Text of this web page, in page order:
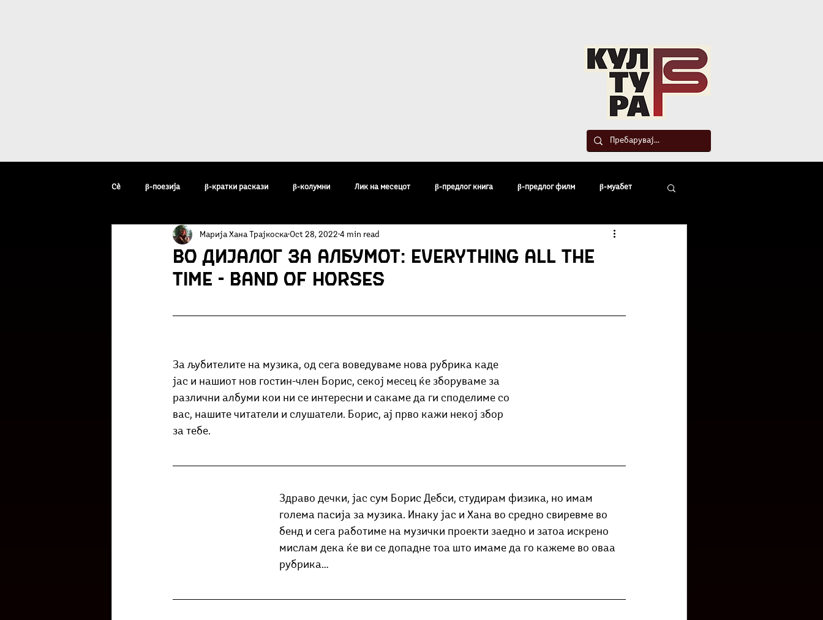
Сè β-поезија β-кратки раскази β-колумни Лик на месецот β-предлог книга β-предлог филм β-муабет
β-уметник на неделата β-фактопедија Бисери Воздишки
Културоглед Мелемузика Добри гости Скопски поетски фестивал
Во дијалог за албумот: Everything all the
time - Band of Horses
Марија Хана Трајкоска Oct 28, 2022 4 min read
За љубителите на музика, од сега воведуваме нова рубрика каде
јас и нашиот нов гостин-член Борис, секој месец ќе зборуваме за
различни албуми кои ни се интересни и сакаме да ги споделиме со
вас, нашите читатели и слушатели. Борис, ај прво кажи некој збор
за тебе.
Здраво дечки, јас сум Борис Дебси, студирам физика, но имам
голема пасија за музика. Инаку јас и Хана во средно свиревме во
бенд и сега работиме на музички проекти заедно и затоа искрено
мислам дека ќе ви се допадне тоа што имаме да го кажеме во оваа
рубрика…